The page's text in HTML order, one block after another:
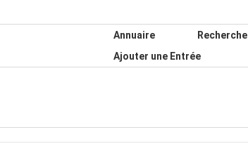
Annuaire
Recherche
Ajouter une Entrée